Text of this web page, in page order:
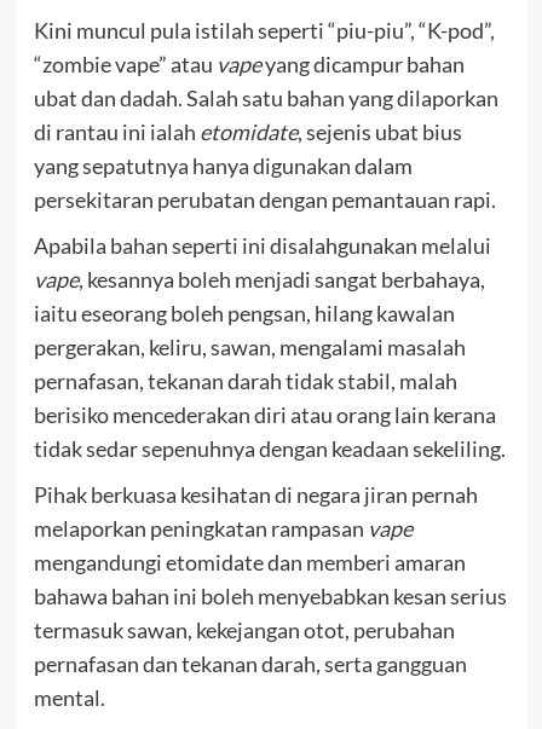
Kini muncul pula istilah seperti “piu-piu”, “K-pod”,
“zombie vape” atau vapeyang dicampur bahan
ubat dan dadah. Salah satu bahan yang dilaporkan
di rantau ini ialah etomidate, sejenis ubat bius
yang sepatutnya hanya digunakan dalam
persekitaran perubatan dengan pemantauan rapi.
Apabila bahan seperti ini disalahgunakan melalui
vape, kesannya boleh menjadi sangat berbahaya,
iaitu eseorang boleh pengsan, hilang kawalan
pergerakan, keliru, sawan, mengalami masalah
pernafasan, tekanan darah tidak stabil, malah
berisiko mencederakan diri atau orang lain kerana
tidak sedar sepenuhnya dengan keadaan sekeliling.
Pihak berkuasa kesihatan di negara jiran pernah
melaporkan peningkatan rampasan vape
mengandungi etomidate dan memberi amaran
bahawa bahan ini boleh menyebabkan kesan serius
termasuk sawan, kekejangan otot, perubahan
pernafasan dan tekanan darah, serta gangguan
mental.